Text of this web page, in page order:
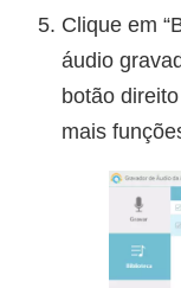
Clique em
áudio
botão
mais